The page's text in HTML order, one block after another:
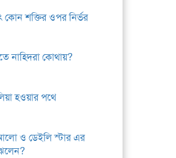
কোন শক্তির ওপর নির্ভর
নাহিদরা কোথায়?
হওয়ার পথে
ও ডেইলি স্টার এর